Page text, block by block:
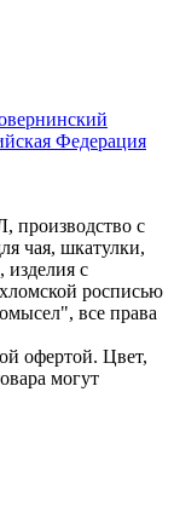
Федерация
с
чая, шкатулки,
изделия с
росписью
все права
офертой. Цвет,
могут